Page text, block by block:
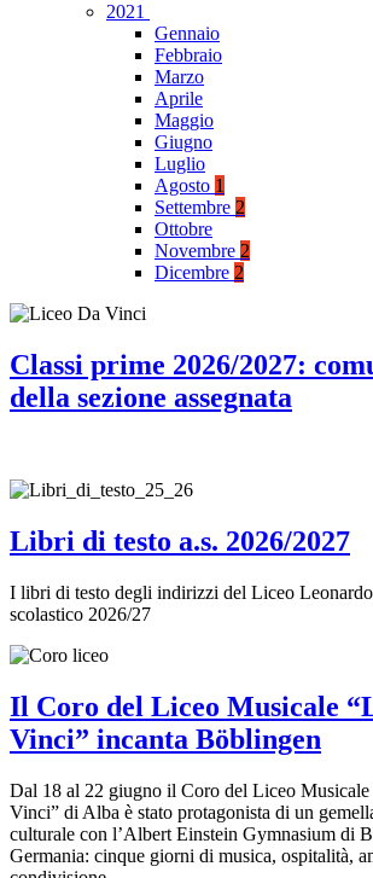
2021
Gennaio
Febbraio
Marzo
Aprile
Maggio
Giugno
Luglio
Agosto 1
Settembre 2
Ottobre
Novembre 2
Dicembre 2
Classi prime 2026/2027:
della sezione assegnata
Libri di testo a.s. 2026/2027
I libri di testo degli indirizzi del Liceo
scolastico 2026/27
Il Coro del Liceo Musicale
Vinci” incanta Böblingen
Dal 18 al 22 giugno il Coro del Liceo Musicale
Vinci” di Alba è stato protagonista di un
culturale con l’Albert Einstein Gymnasium di
Germania: cinque giorni di musica, ospitalità,